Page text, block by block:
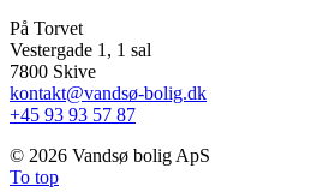
På Torvet
Vestergade 1, 1 sal
7800 Skive
kontakt@vandsø-bolig.dk
+45 93 93 57 87
© 2026 Vandsø bolig ApS
To top